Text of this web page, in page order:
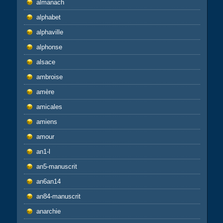
almanach
alphabet
alphaville
alphonse
alsace
ambroise
amère
amicales
amiens
amour
an1-l
an5-manuscrit
an6an14
an84-manuscrit
anarchie